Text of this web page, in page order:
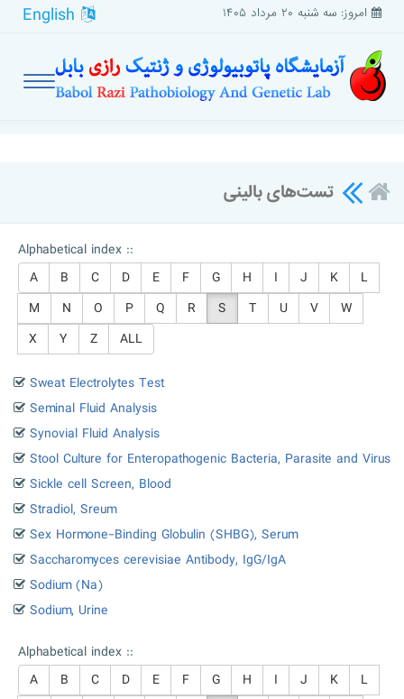
امروز: سه شنبه ۲۰ مرداد ۱۴۰۵
تست‌های بالینی
Alphabetical index ::
A
B C D E F G H I J K
L
M
N O P Q R S T U V
W
X
Y Z ALL
Sweat Electrolytes Test
Seminal Fluid Analysis
Synovial Fluid Analysis
Stool Culture for Enteropathogenic Bacteria, Parasite and Virus
Sickle cell Screen, Blood
Stradiol, Sreum
Sex Hormone-Binding Globulin (SHBG), Serum
Saccharomyces cerevisiae Antibody, IgG/IgA
Sodium (Na)
Sodium, Urine
Alphabetical index ::
A
B C D E F G H I J K
L